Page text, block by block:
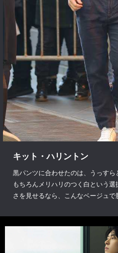
キット・ハリントン
黒パンツに合わせたのは、うっすら
もちろんメリハリのつく白という
さを見せるなら、こんなベージュで